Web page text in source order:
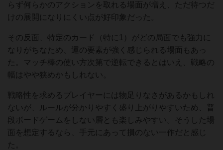
らず何らかのアクションを取れる場面が増え、ただ待つだ
けの展開になりにくい点が好印象だった。
その反面、特定のカード（特に1）がどの局面でも強力に
なりがちなため、運の要素が強く感じられる場面もあっ
た。マッチ棒の使い方次第で逆転できるとはいえ、戦略の
幅はやや狭めかもしれない。
戦略性を求めるプレイヤーには物足りなさがあるかもしれ
ないが、ルールが分かりやすく盛り上がりやすいため、普
段ボードゲームをしない層とも楽しみやすい。そうした場
面を想定するなら、手元にあって損のない一作だと感じ
た。